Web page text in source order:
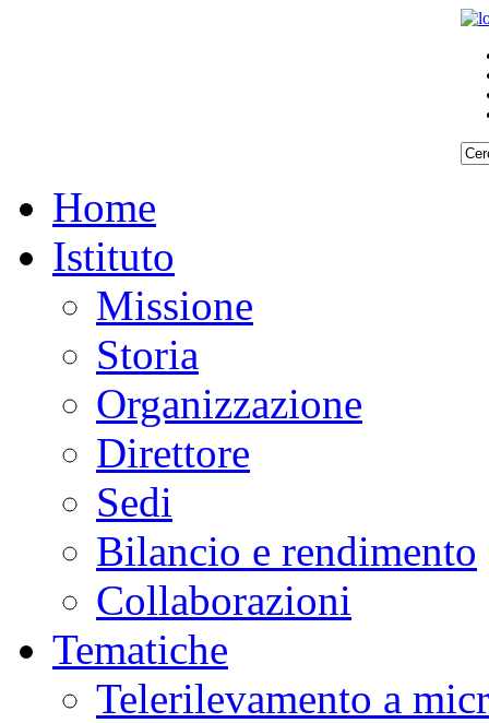
Home
Istituto
Missione
Storia
Organizzazione
Direttore
Sedi
Bilancio e rendimento
Collaborazioni
Tematiche
Telerilevamento a